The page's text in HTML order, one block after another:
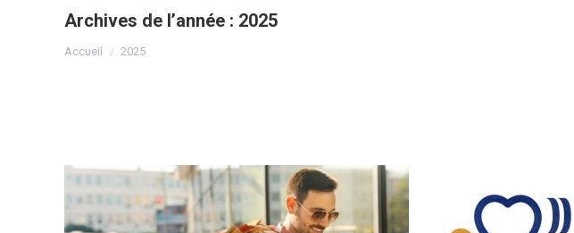
Archives de l’année : 2025
Vous êtes ici :
Accueil 2025